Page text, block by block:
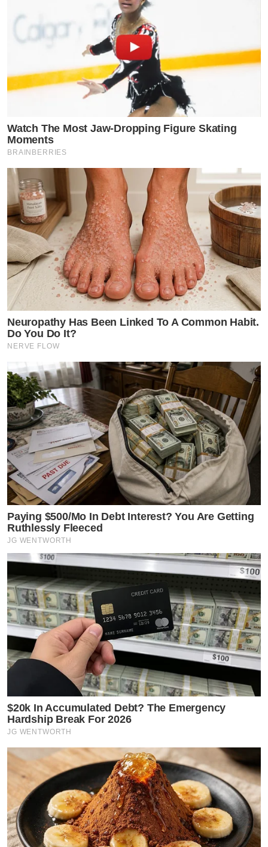
Watch The Most Jaw‑Dropping Figure Skating
Moments
BRAINBERRIES
Neuropathy Has Been Linked To A Common Habit.
Do You Do It?
NERVE FLOW
Paying $500/Mo In Debt Interest? You Are Getting
Ruthlessly Fleeced
JG WENTWORTH
$20k In Accumulated Debt? The Emergency
Hardship Break For 2026
JG WENTWORTH